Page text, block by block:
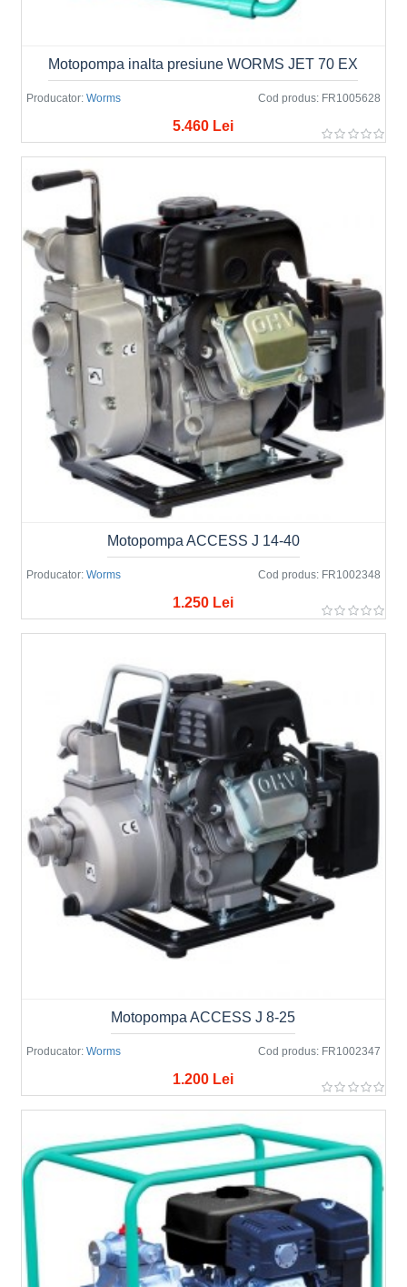
Producator: Worms Cod produs: FR1005628
Motopompa inalta presiune WORMS JET 70 EX
5.460 Lei
Producator: Worms Cod produs: FR1002348
Motopompa ACCESS J 14-40
1.250 Lei
Producator: Worms Cod produs: FR1002347
Motopompa ACCESS J 8-25
1.200 Lei